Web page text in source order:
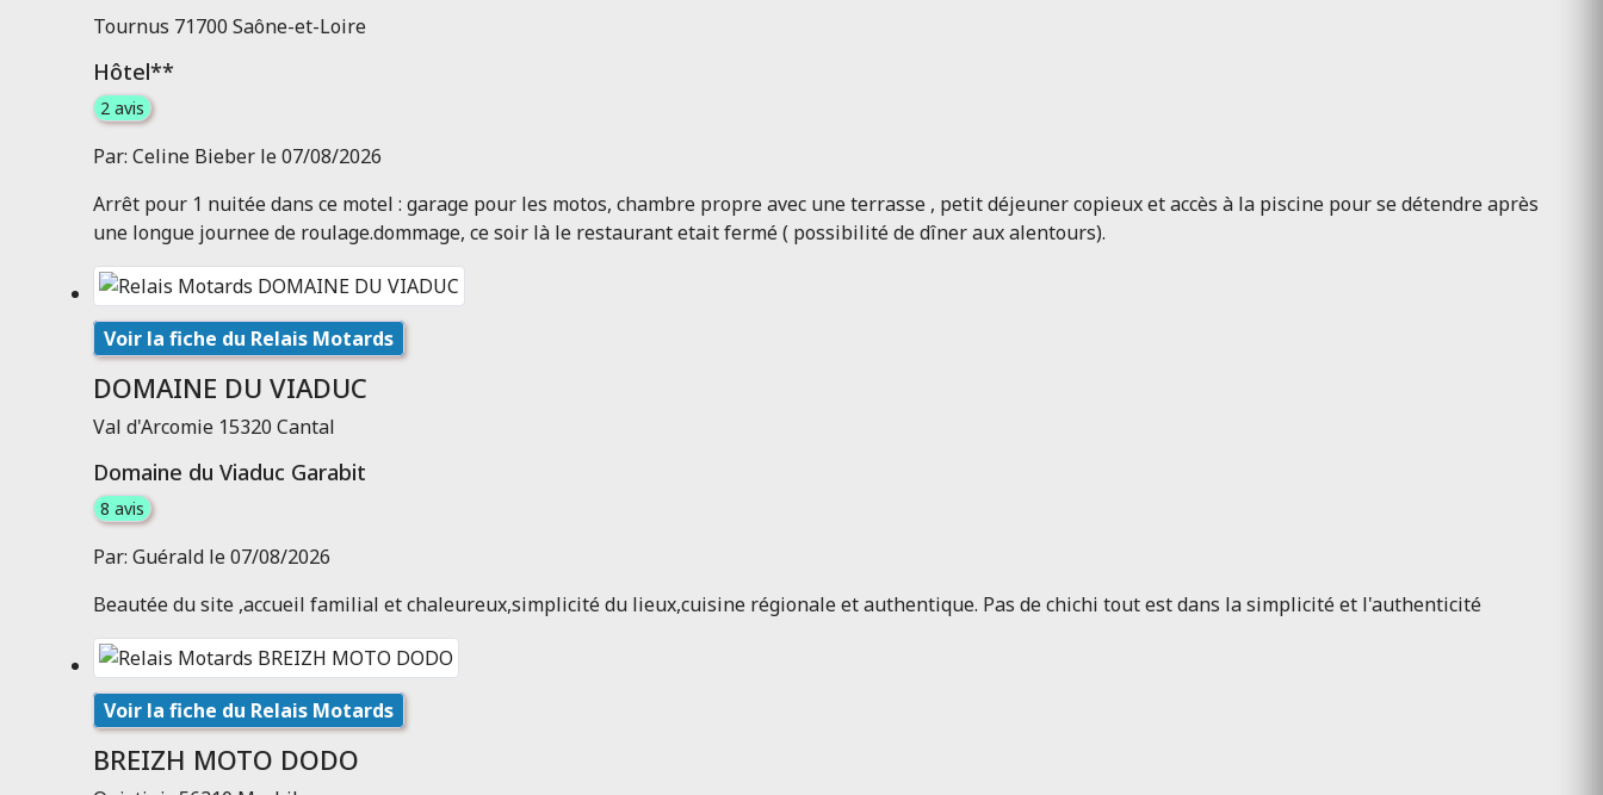
Tournus 71700 Saône-et-Loire
Hôtel**
2 avis
Par: Celine Bieber le 07/08/2026
Arrêt pour 1 nuitée dans ce motel : garage pour les motos, chambre propre avec une terrasse , petit déjeuner copieux et accès à la piscine pour se détendre après
une longue journee de roulage.dommage, ce soir là le restaurant etait fermé ( possibilité de dîner aux alentours).
Voir la fiche du Relais Motards
DOMAINE DU VIADUC
Val d'Arcomie 15320 Cantal
Domaine du Viaduc Garabit
8 avis
Par: Guérald le 07/08/2026
Beautée du site ,accueil familial et chaleureux,simplicité du lieux,cuisine régionale et authentique. Pas de chichi tout est dans la simplicité et l'authenticité
Voir la fiche du Relais Motards
BREIZH MOTO DODO